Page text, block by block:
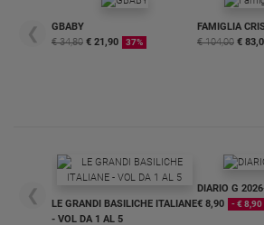
❮
GBABY
€ 34,80 € 21,90 37%
FAMIGLIA
€ 104,00 €
❮
LE GRANDI BASILICHE ITALIANE
- VOL DA 1 AL 5
DIARIO G
€ 8,90
- € 8,90